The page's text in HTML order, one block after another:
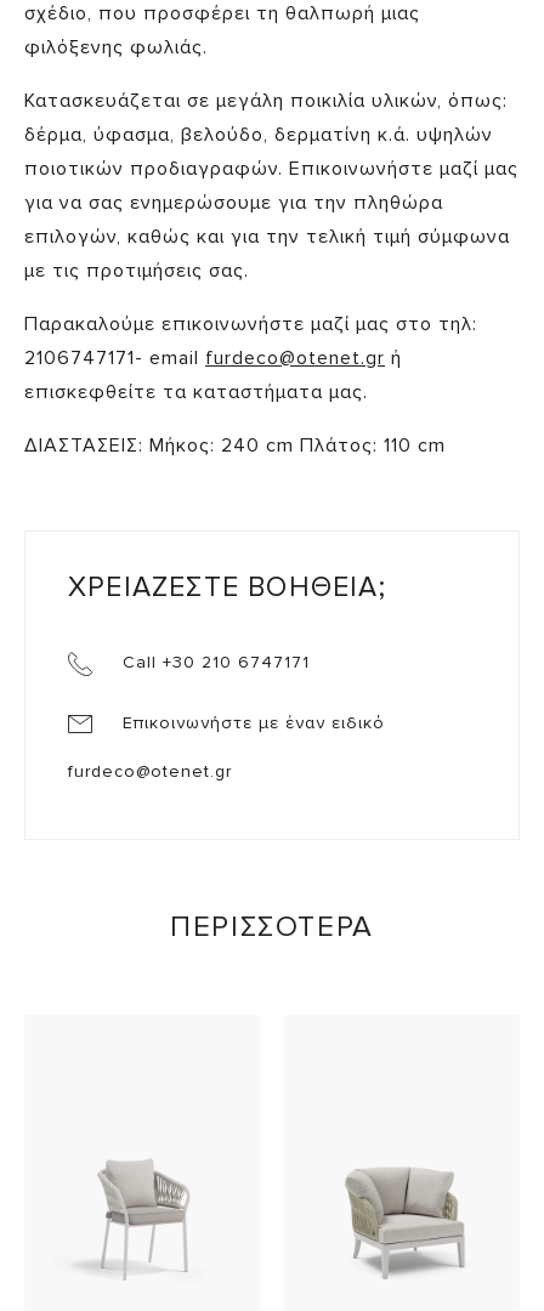
σχέδιο, που προσφέρει τη θαλπωρή μιας
φιλόξενης φωλιάς.
Κατασκευάζεται σε μεγάλη ποικιλία υλικών, όπως:
δέρμα, ύφασμα, βελούδο, δερματίνη κ.ά. υψηλών
ποιοτικών προδιαγραφών. Επικοινωνήστε μαζί μας
για να σας ενημερώσουμε για την πληθώρα
επιλογών, καθώς και για την τελική τιμή σύμφωνα
με τις προτιμήσεις σας.
Παρακαλούμε επικοινωνήστε μαζί μας στο τηλ:
2106747171- email furdeco@otenet.gr ή
επισκεφθείτε τα καταστήματα μας.
ΔΙΑΣΤΑΣΕΙΣ: Μήκος: 240 cm Πλάτος: 110 cm
ΧΡΕΙΑΖΕΣΤΕ ΒΟΗΘΕΙΑ;
Call +30 210 6747171
Επικοινωνήστε με έναν ειδικό
furdeco@otenet.gr
ΠΕΡΙΣΣΟΤΕΡΑ